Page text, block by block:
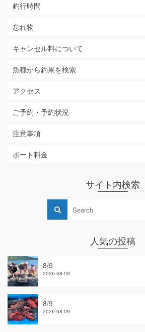
釣行時間
忘れ物
キャンセル料について
魚種から釣果を検索
アクセス
ご予約・予約状況
注意事項
ボート料金
サイト内検索
人気の投稿
8/9
2026-08-09
8/9
2026-08-09